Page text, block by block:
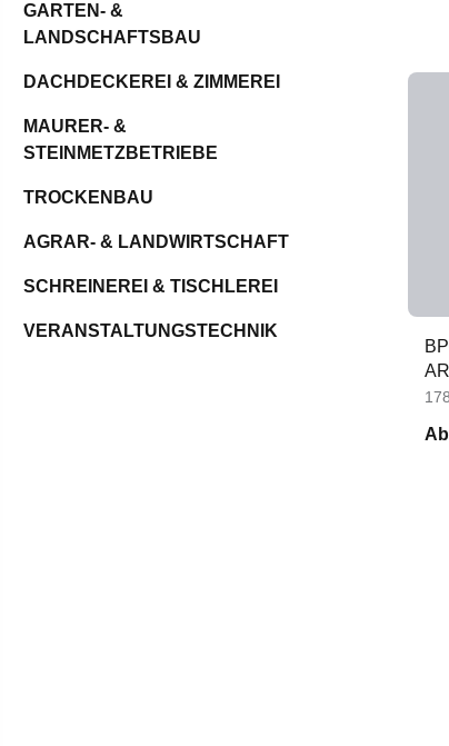
GARTEN- &
LANDSCHAFTSBAU
DACHDECKEREI & ZIMMEREI
MAURER- &
STEINMETZBETRIEBE
TROCKENBAU
AGRAR- & LANDWIRTSCHAFT
SCHREINEREI & TISCHLEREI
VERANSTALTUNGSTECHNIK
Ab